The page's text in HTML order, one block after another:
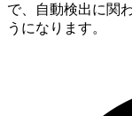
で、自動検出に関
うになります。